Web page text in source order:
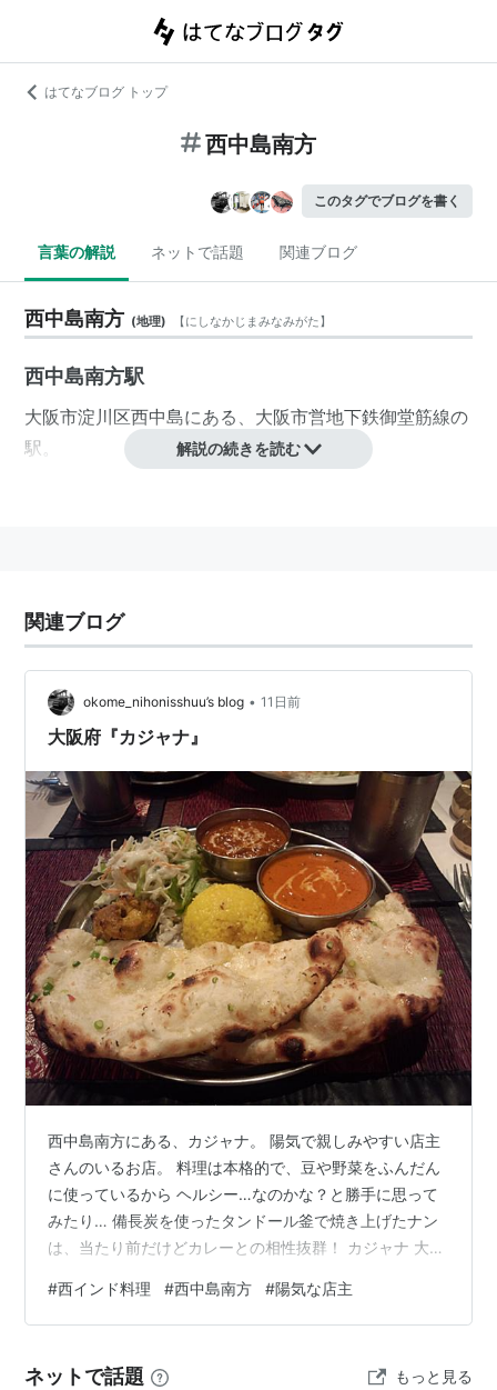
はてなブログ トップ
西中島南方
このタグでブログを書く
言葉の解説 ネットで話題 関連ブログ
西中島南方 (地理) 【にしなかじまみなみがた】
西中島南方駅
大阪市淀川区西中島にある、大阪市営地下鉄御堂筋線の
駅。
[一部、北大阪急行電鉄南北線と直通運転。]
（千里中央…）江坂…新大阪←西中島南方
（M14）→中津…なかもず
小ネタ
阪急南方は「みなみ かた」になっている。
周辺情報
この駅の周辺は大阪でも有数の歓楽街であり、多くの風
俗店などが軒を連ねている。夜間に通行する場合は客引
きに注意。
*リスト：駅キーワード
*1:現在は西中島1丁目になっている
解説の続きを読む
関連ブログ
okome_nihonisshuu’s blog • 11日前
大阪府『カジャナ』
西中島南方にある、カジャナ。 陽気で親しみやすい店主
さんのいるお店。 料理は本格的で、豆や野菜をふんだん
に使っているから ヘルシー…なのかな？と勝手に思って
みたり… 備長炭を使ったタンドール釜で焼き上げたナン
は、当たり前だけどカレーとの相性抜群！ カジャナ 大阪
なし（毎年1月1日、1月2日休み） 営業時間 11:30〜
14:30 17:30〜22:00
#西インド料理 #西中島南方 #陽気な店主
ネットで話題 もっと見る